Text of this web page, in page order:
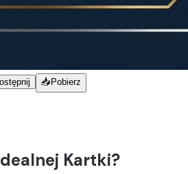
📥 Pobierz
Kartki?